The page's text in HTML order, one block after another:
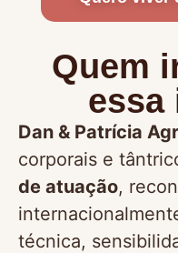
Quem
essa
Dan & Patrícia
corporais e
de atuação,
técnica,